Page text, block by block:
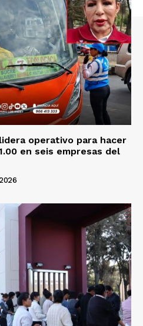
operativo para hacer
en seis empresas del